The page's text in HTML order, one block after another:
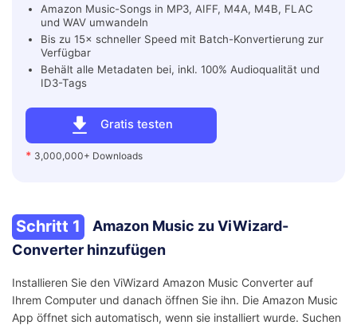
Gratis testen
* 3,000,000+ Downloads
Amazon Music-Songs in MP3, AIFF, M4A, M4B, FLAC
und WAV umwandeln
Bis zu 15× schneller Speed mit Batch-Konvertierung zur
Verfügbar
Behält alle Metadaten bei, inkl. 100% Audioqualität und
ID3-Tags
Schritt 1
Amazon Music zu ViWizard-
Converter hinzufügen
Installieren Sie den ViWizard Amazon Music Converter auf
Ihrem Computer und danach öffnen Sie ihn. Die Amazon Music
App öffnet sich automatisch, wenn sie installiert wurde. Suchen